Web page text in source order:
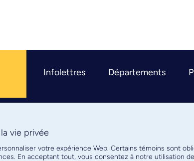
Infolettres Départements
vie privée
votre expérience Web. Certains témoins sont
En acceptant tout, vous consentez à notre utilisation